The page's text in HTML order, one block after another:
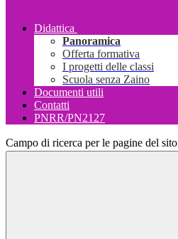
Didattica
Panoramica
Offerta formativa
I progetti delle classi
Scuola senza Zaino
Documenti utili
Contatti
PNRR/PN2127
Campo di ricerca per le pagine del sito